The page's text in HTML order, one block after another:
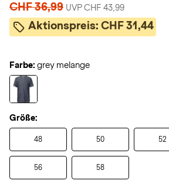
CHF 36,99 UVP CHF 43,99
Aktionspreis: CHF 31,44
Farbe: grey melange
Größe:
48 50 52
56 58